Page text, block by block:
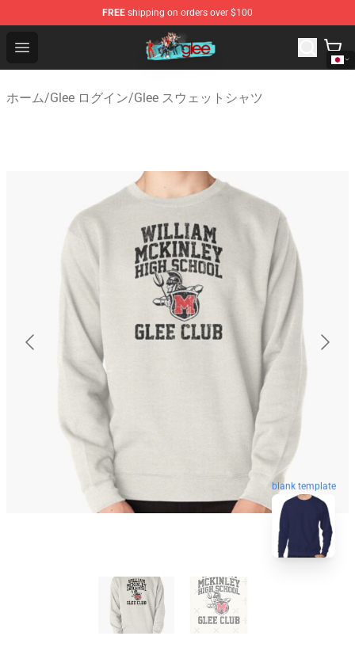
FREE shipping on orders over $100
Open menu
Glee Store - Official Glee Merchandise Shop
ホーム/Glee ログイン/Glee スウェットシャツ
blank template